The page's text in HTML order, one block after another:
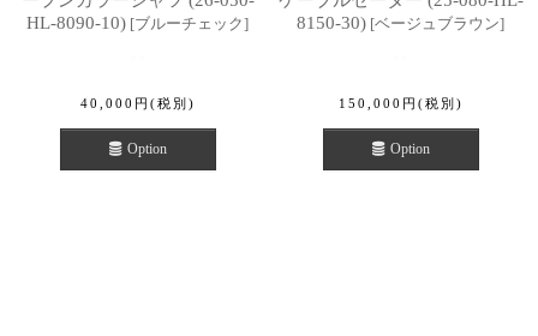
HL-8090-10) [ブルーチェック]
40,000 円 (税別)
Option
8150-30) [ベージュブラウン]
150,000 円 (税別)
Option